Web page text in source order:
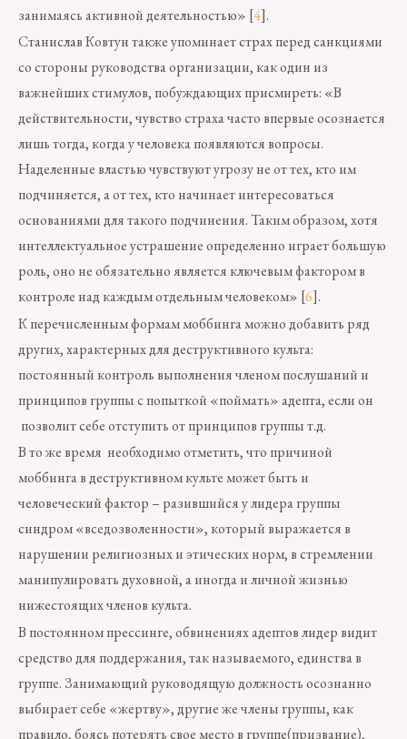
занимаясь активной деятельностью» [4].
Станислав Ковтун также упоминает страх перед санкциями
со стороны руководства организации, как один из
важнейших стимулов, побуждающих присмиреть: «В
действительности, чувство страха часто впервые осознается
лишь тогда, когда у человека появляются вопросы.
Наделенные властью чувствуют угрозу не от тех, кто им
подчиняется, а от тех, кто начинает интересоваться
основаниями для такого подчинения. Таким образом, хотя
интеллектуальное устрашение определенно играет большую
роль, оно не обязательно является ключевым фактором в
контроле над каждым отдельным человеком» [6].
К перечисленным формам моббинга можно добавить ряд
других, характерных для деструктивного культа:
постоянный контроль выполнения членом послушаний и
принципов группы с попыткой «поймать» адепта, если он
позволит себе отступить от принципов группы т.д.
В то же время необходимо отметить, что причиной
моббинга в деструктивном культе может быть и
человеческий фактор – разившийся у лидера группы
синдром «вседозволенности», который выражается в
нарушении религиозных и этических норм, в стремлении
манипулировать духовной, а иногда и личной жизнью
нижестоящих членов культа.
В постоянном прессинге, обвинениях адептов лидер видит
средство для поддержания, так называемого, единства в
группе. Занимающий руководящую должность осознанно
выбирает себе «жертву», другие же члены группы, как
правило, боясь потерять свое место в группе(призвание),